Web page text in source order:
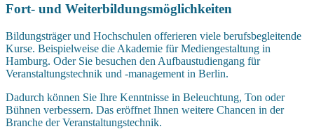
Fort- und Weiterbildungsmöglichkeiten
Bildungsträger und Hochschulen offerieren viele berufsbegleitende
Kurse. Beispielweise die Akademie für Mediengestaltung in
Hamburg. Oder Sie besuchen den Aufbaustudiengang für
Veranstaltungstechnik und -management in Berlin.
Dadurch können Sie Ihre Kenntnisse in Beleuchtung, Ton oder
Bühnen verbessern. Das eröffnet Ihnen weitere Chancen in der
Branche der Veranstaltungstechnik.